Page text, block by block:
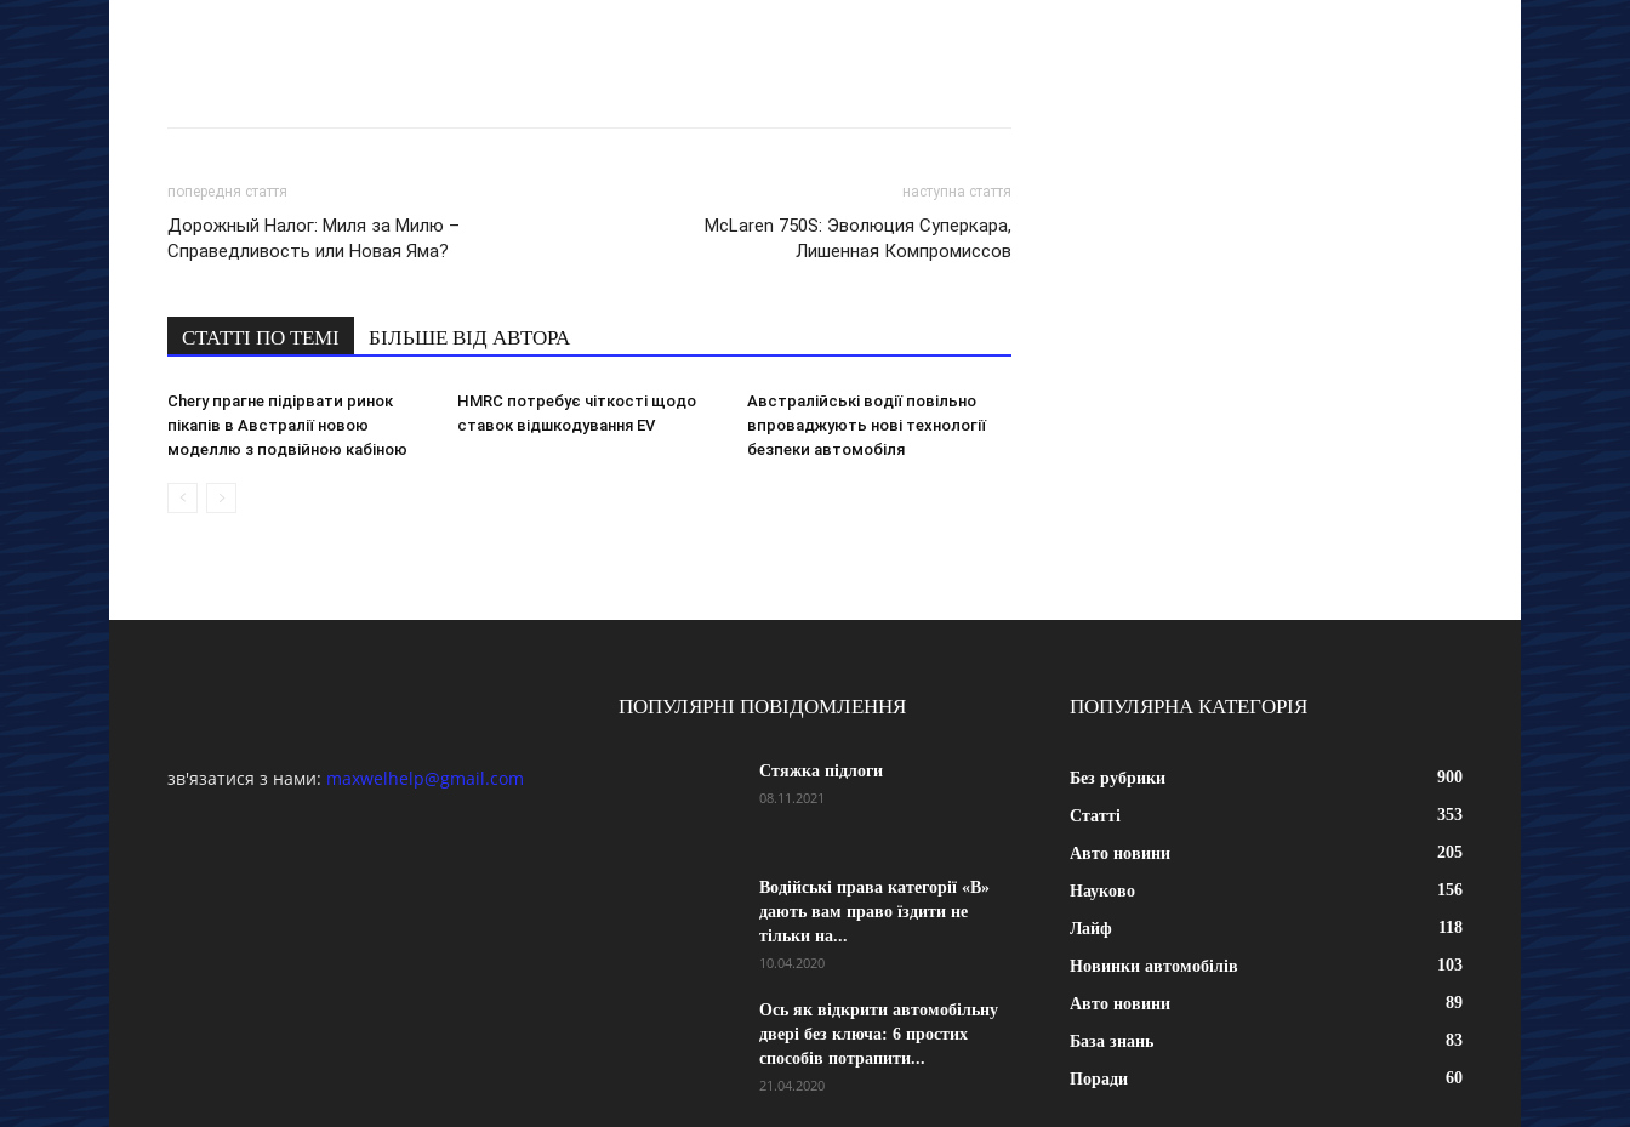
попередня стаття
Дорожный Налог: Миля за Милю –
Справедливость или Новая Яма?
наступна стаття
McLaren 750S: Эволюция Суперкара,
Лишенная Компромиссов
СТАТТІ ПО ТЕМІ БІЛЬШЕ ВІД АВТОРА
Chery прагне підірвати ринок
пікапів в Австралії новою
моделлю з подвійною кабіною
HMRC потребує чіткості щодо
ставок відшкодування EV
Австралійські водії повільно
впроваджують нові технології
безпеки автомобіля
зв'язатися з нами: maxwelhelp@gmail.com
ПОПУЛЯРНІ ПОВІДОМЛЕННЯ
Стяжка підлоги
08.11.2021
Водійські права категорії «B»
дають вам право їздити не
тільки на...
10.04.2020
Ось як відкрити автомобільну
двері без ключа: 6 простих
способів потрапити...
21.04.2020
ПОПУЛЯРНА КАТЕГОРІЯ
Без рубрики 900
Статті 353
Авто новини 205
Науково 156
Лайф 118
Новинки автомобілів 103
Авто новини 89
База знань 83
Поради 60